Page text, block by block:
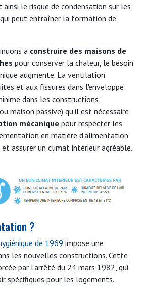
le risque de condensation sur les
peut entraîner la formation de
à construire des maisons de
pour conserver la chaleur, le besoin
augmente. La ventilation
et aux fissures dans l'enveloppe
dans les constructions
maison passive) qu'il est nécessaire
mécanique pour respecter les
en matière d'alimentation
assurer un climat intérieur agréable.
?
de 1969 impose une
les nouvelles constructions. Cette
par l'arrêté du 24 mars 1982, qui
spécifiques pour les logements.